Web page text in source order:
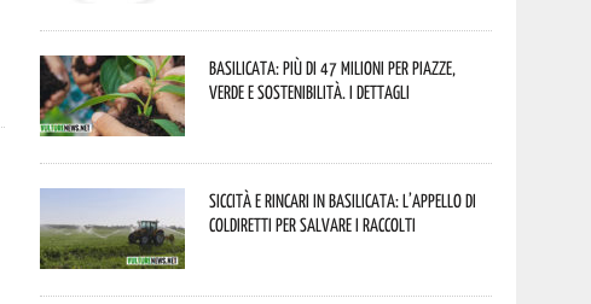
Basilicata: più di 47 milioni per piazze,
verde e sostenibilità. I dettagli
Siccità e rincari in Basilicata: l’appello di
Coldiretti per salvare i raccolti